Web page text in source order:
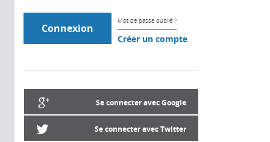
Mot de passe oublié ?
Créer un compte
Se connecter avec Google
Se connecter avec Twitter